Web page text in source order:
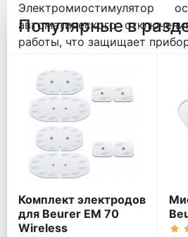
Электромиостимулятор
автоматического
работы, что защищает
Популярные в
Комплект электродов
для Beurer EM 70
Wireless